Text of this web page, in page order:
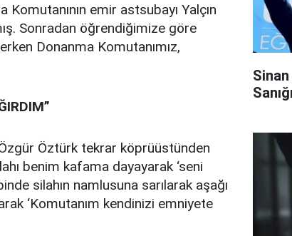
emir astsubayı Yalçın
Sonradan öğrendiğimize göre
Donanma Komutanımız,
Öztürk tekrar köprüüstünden
benim kafama dayayarak ‘seni
silahın namlusuna sarılarak aşağı
‘Komutanım kendinizi emniyete